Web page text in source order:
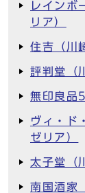
レイン
リア）
住吉（川
評判堂（
無印良品
ヴィ・ド
ゼリア）
太子堂（
南国酒家